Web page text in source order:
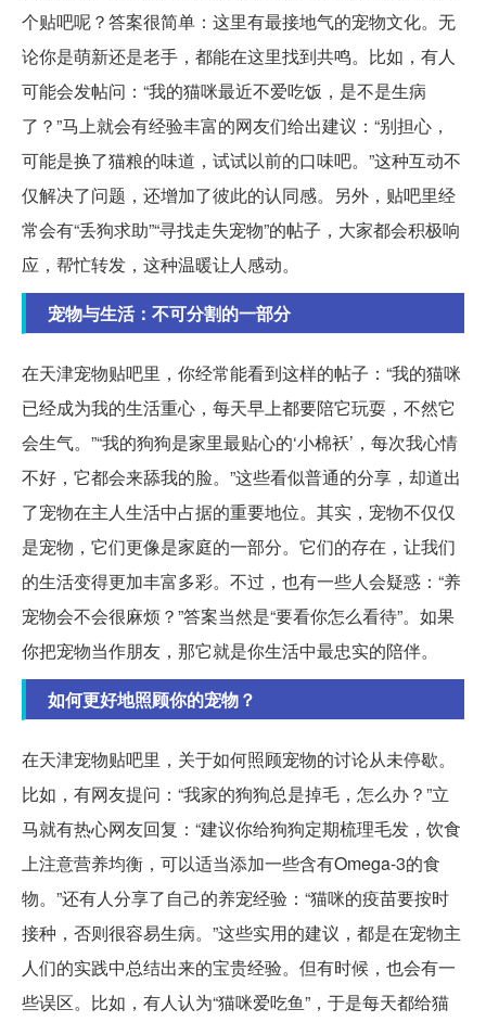
个贴吧呢？答案很简单：这里有最接地气的宠物文化。无
论你是萌新还是老手，都能在这里找到共鸣。比如，有人
可能会发帖问：“我的猫咪最近不爱吃饭，是不是生病
了？”马上就会有经验丰富的网友们给出建议：“别担心，
可能是换了猫粮的味道，试试以前的口味吧。”这种互动不
仅解决了问题，还增加了彼此的认同感。另外，贴吧里经
常会有“丢狗求助”“寻找走失宠物”的帖子，大家都会积极响
应，帮忙转发，这种温暖让人感动。
宠物与生活：不可分割的一部分
在天津宠物贴吧里，你经常能看到这样的帖子：“我的猫咪
已经成为我的生活重心，每天早上都要陪它玩耍，不然它
会生气。”“我的狗狗是家里最贴心的‘小棉袄’，每次我心情
不好，它都会来舔我的脸。”这些看似普通的分享，却道出
了宠物在主人生活中占据的重要地位。其实，宠物不仅仅
是宠物，它们更像是家庭的一部分。它们的存在，让我们
的生活变得更加丰富多彩。不过，也有一些人会疑惑：“养
宠物会不会很麻烦？”答案当然是“要看你怎么看待”。如果
你把宠物当作朋友，那它就是你生活中最忠实的陪伴。
如何更好地照顾你的宠物？
在天津宠物贴吧里，关于如何照顾宠物的讨论从未停歇。
比如，有网友提问：“我家的狗狗总是掉毛，怎么办？”立
马就有热心网友回复：“建议你给狗狗定期梳理毛发，饮食
上注意营养均衡，可以适当添加一些含有Omega-3的食
物。”还有人分享了自己的养宠经验：“猫咪的疫苗要按时
接种，否则很容易生病。”这些实用的建议，都是在宠物主
人们的实践中总结出来的宝贵经验。但有时候，也会有一
些误区。比如，有人认为“猫咪爱吃鱼”，于是每天都给猫